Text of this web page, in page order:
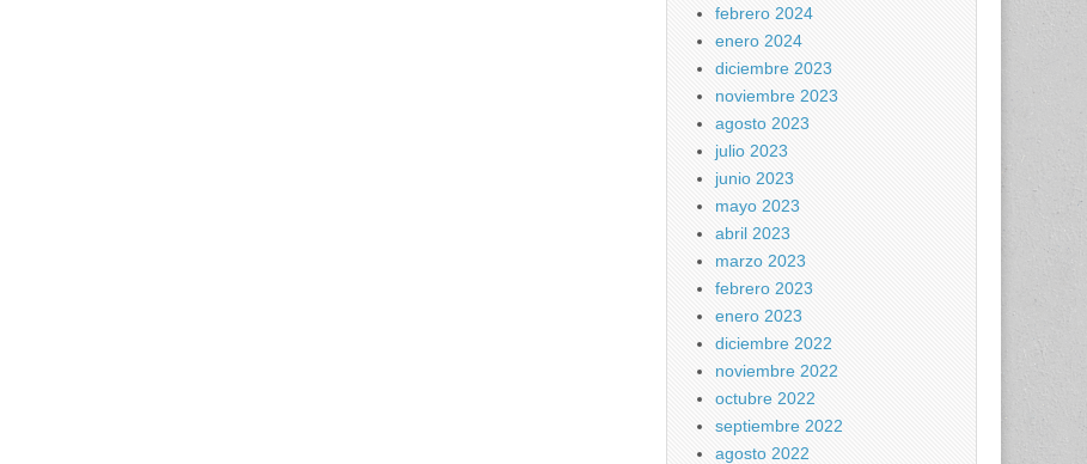
febrero 2024
enero 2024
diciembre 2023
noviembre 2023
agosto 2023
julio 2023
junio 2023
mayo 2023
abril 2023
marzo 2023
febrero 2023
enero 2023
diciembre 2022
noviembre 2022
octubre 2022
septiembre 2022
agosto 2022